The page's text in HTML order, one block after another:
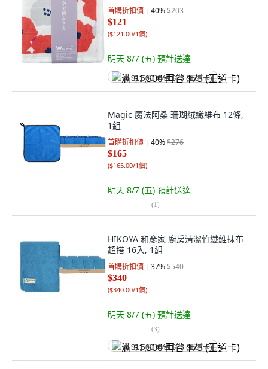
首購折扣價 40%$203
$121
($121.00/1個)
明天 8/7 (五) 預計送達
满 $1,500 再省 $75 (王道卡)
Magic 魔法阿桑 珊瑚絨纖維布 12條,
1組
首購折扣價 40%$276
$165
($165.00/1個)
明天 8/7 (五) 預計送達
(1)
HIKOYA 和彥家 廚房清潔竹纖維抹布
超搭 16入, 1組
首購折扣價 37%$540
$340
($340.00/1個)
明天 8/7 (五) 預計送達
(3)
满 $1,500 再省 $75 (王道卡)